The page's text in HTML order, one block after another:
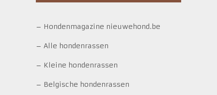
– Hondenmagazine nieuwehond.be
– Alle hondenrassen
– Kleine hondenrassen
– Belgische hondenrassen